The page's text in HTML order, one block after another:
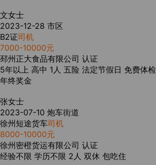
文女士
2023-12-28 市区
B2证司机
7000-10000元
邳州正大食品有限公司 认证
5年以上 高中 1人 五险 法定节假日 免费体检
年终奖金
张女士
2023-07-10 炮车街道
徐州短途货车司机
8000-10000元
徐州密橙货运有限公司 认证
经验不限 学历不限 2人 双休 包吃住